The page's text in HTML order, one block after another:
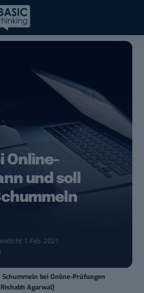
Online-
und soll
1. Feb. 2021
bei Online-Prüfungen
Agarwal)